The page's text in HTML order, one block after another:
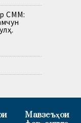
СММ:
Мавзеъҳои